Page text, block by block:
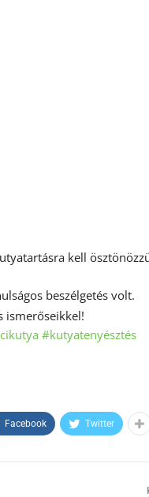
kell
beszélgetés volt.
ismerőseikkel!
#kutyatenyésztés
Facebook Twitter